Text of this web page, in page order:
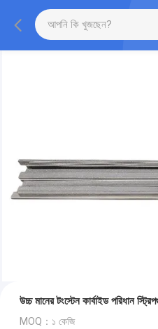
উচ্চ মানের টংস্টেন কার্বাইড পরিধান
MOQ：১ কেজি